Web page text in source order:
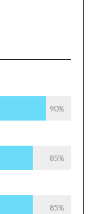
90%
85%
85%